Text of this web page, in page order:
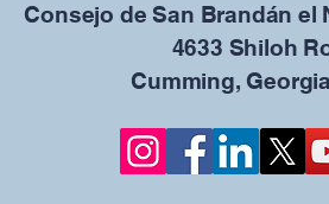
Consejo de San Brandán el
4633 Shiloh
Cumming,